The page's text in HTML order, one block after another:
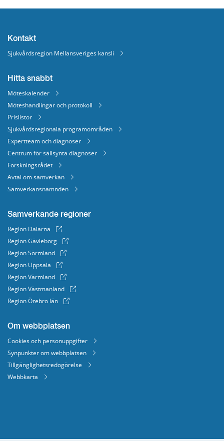
Kontakt
Sjukvårdsregion Mellansveriges kansli
Hitta snabbt
Möteskalender
Möteshandlingar och protokoll
Prislistor
Sjukvårdsregionala programområden
Expertteam och diagnoser
Centrum för sällsynta diagnoser
Forskningsrådet
Avtal om samverkan
Samverkansnämnden
Samverkande regioner
Region Dalarna
Region Gävleborg
Region Sörmland
Region Uppsala
Region Värmland
Region Västmanland
Region Örebro län
Om webbplatsen
Cookies och personuppgifter
Synpunkter om webbplatsen
Tillgänglighetsredogörelse
Webbkarta